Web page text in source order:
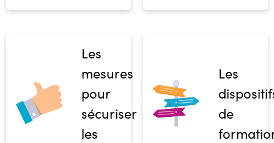
Les
mesures
pour
sécuriser
les
Les
de